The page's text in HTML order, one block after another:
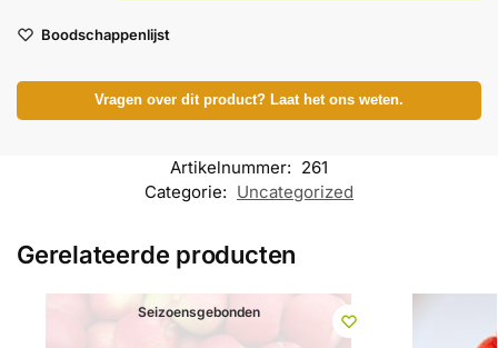
Boodschappenlijst
Vragen over dit product? Laat het ons weten.
Artikelnummer: 261
Categorie: Uncategorized
Gerelateerde producten
Seizoensgebonden